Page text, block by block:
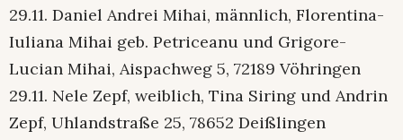
29.11. Daniel Andrei Mihai, männlich, Florentina-
Iuliana Mihai geb. Petriceanu und Grigore-
Lucian Mihai, Aispachweg 5, 72189 Vöhringen
29.11. Nele Zepf, weiblich, Tina Siring und Andrin
Zepf, Uhlandstraße 25, 78652 Deißlingen